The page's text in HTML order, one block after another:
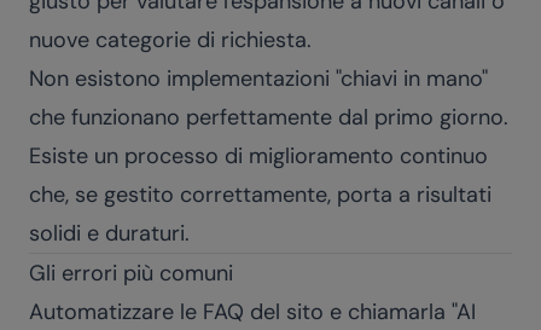
nuove categorie di richiesta.
Non esistono implementazioni "chiavi in mano"
che funzionano perfettamente dal primo giorno.
Esiste un processo di miglioramento continuo
che, se gestito correttamente, porta a risultati
solidi e duraturi.
Gli errori più comuni
Automatizzare le FAQ del sito e chiamarla "AI